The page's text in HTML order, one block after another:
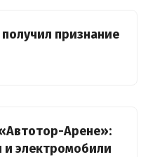
признание
Арене»:
и электромобили